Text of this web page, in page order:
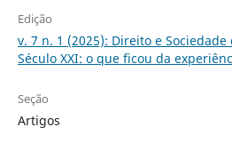
Edição
v. 7 n. 1 (2025): Direito e
Século XXI: o que ficou da
Seção
Artigos